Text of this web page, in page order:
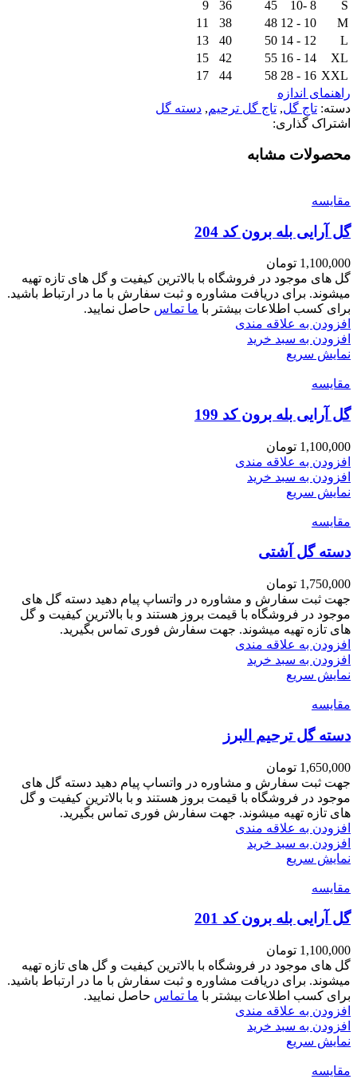
S
8 -10
45
36
9
M
10 - 12
48
38
11
L
12 - 14
50
40
13
XL
14 - 16
55
42
15
XXL
16 - 28
58
44
17
راهنمای اندازه
دسته: تاج گل, تاج گل ترحیم, دسته گل
اشتراک گذاری:
محصولات مشابه
مقايسه
گل آرایی بله برون کد 204
1,100,000 تومان
گل های موجود در فروشگاه با بالاترین کیفیت و گل های تازه تهیه
میشوند. برای دریافت مشاوره و ثبت سفارش با ما در ارتباط باشید.
برای کسب اطلاعات بیشتر با ما تماس حاصل نمایید.
افزودن به علاقه مندی
افزودن به سبد خرید
نمایش سریع
مقايسه
گل آرایی بله برون کد 199
1,100,000 تومان
افزودن به علاقه مندی
افزودن به سبد خرید
نمایش سریع
مقايسه
دسته گل آشتی
1,750,000 تومان
جهت ثبت سفارش و مشاوره در واتساپ پیام دهید دسته گل های
موجود در فروشگاه با قیمت بروز هستند و با بالاترین کیفیت و گل
های تازه تهیه میشوند. جهت سفارش فوری تماس بگیرید.
افزودن به علاقه مندی
افزودن به سبد خرید
نمایش سریع
مقايسه
دسته گل ترحیم البرز
1,650,000 تومان
جهت ثبت سفارش و مشاوره در واتساپ پیام دهید دسته گل های
موجود در فروشگاه با قیمت بروز هستند و با بالاترین کیفیت و گل
های تازه تهیه میشوند. جهت سفارش فوری تماس بگیرید.
افزودن به علاقه مندی
افزودن به سبد خرید
نمایش سریع
مقايسه
گل آرایی بله برون کد 201
1,100,000 تومان
گل های موجود در فروشگاه با بالاترین کیفیت و گل های تازه تهیه
میشوند. برای دریافت مشاوره و ثبت سفارش با ما در ارتباط باشید.
برای کسب اطلاعات بیشتر با ما تماس حاصل نمایید.
افزودن به علاقه مندی
افزودن به سبد خرید
نمایش سریع
مقايسه